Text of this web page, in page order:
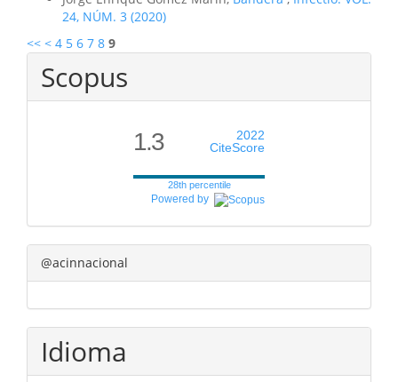
24, NÚM. 3 (2020)
<< < 4 5 6 7 8 9
Scopus
1.3
2022
CiteScore
28th percentile
Powered by
@acinnacional
Idioma